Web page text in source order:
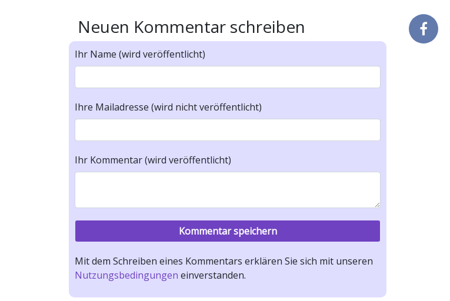
Neuen Kommentar schreiben
Ihr Name (wird veröffentlicht)
Ihre Mailadresse (wird nicht veröffentlicht)
Ihr Kommentar (wird veröffentlicht)
Mit dem Schreiben eines Kommentars erklären Sie sich mit unseren
Nutzungsbedingungen einverstanden.